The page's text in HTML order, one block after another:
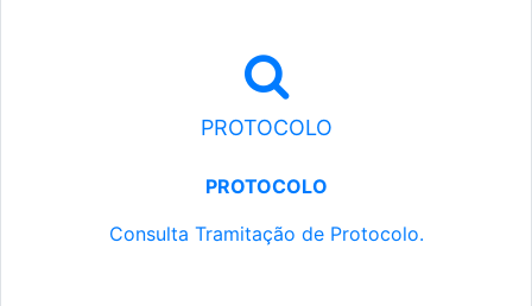
PROTOCOLO
PROTOCOLO
Consulta Tramitação de Protocolo.